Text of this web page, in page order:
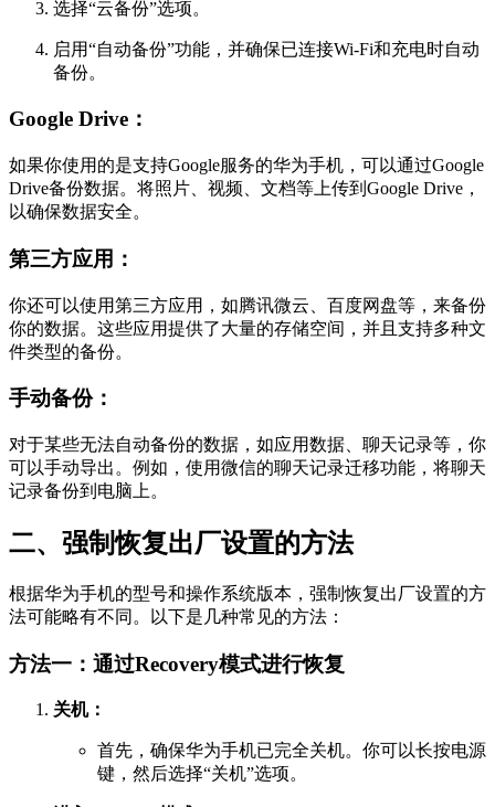
选择“云备份”选项。
启用“自动备份”功能，并确保已连接Wi-Fi和充电时自动
备份。
Google Drive：
如果你使用的是支持Google服务的华为手机，可以通过Google
Drive备份数据。将照片、视频、文档等上传到Google Drive，
以确保数据安全。
第三方应用：
你还可以使用第三方应用，如腾讯微云、百度网盘等，来备份
你的数据。这些应用提供了大量的存储空间，并且支持多种文
件类型的备份。
手动备份：
对于某些无法自动备份的数据，如应用数据、聊天记录等，你
可以手动导出。例如，使用微信的聊天记录迁移功能，将聊天
记录备份到电脑上。
二、强制恢复出厂设置的方法
根据华为手机的型号和操作系统版本，强制恢复出厂设置的方
法可能略有不同。以下是几种常见的方法：
方法一：通过Recovery模式进行恢复
关机：
首先，确保华为手机已完全关机。你可以长按电源
键，然后选择“关机”选项。